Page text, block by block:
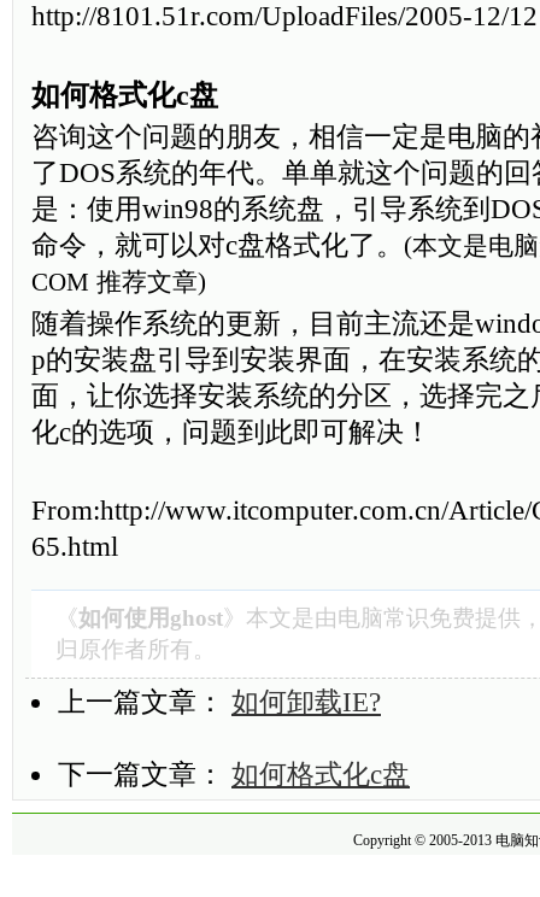
http://8101.51r.com/UploadFiles/2005-12/
如何格式化c盘
咨询这个问题的朋友，相信一定是电脑
了DOS系统的年代。单单就这个问题的
是：使用win98的系统盘，引导系统到
命令，就可以对c盘格式化了。 (本文是电
COM 推荐文章)
随着操作系统的更新，目前主流还是
p的安装盘引导到安装界面，在安装系统
面，让你选择安装系统的分区，选择完
化c的选项，问题到此即可解决！
From:http://www.itcomputer.com.cn/
65.html
《如何使用ghost》本文是由电脑常识免费提供
归原作者所有。
上一篇文章： 如何卸载IE?
下一篇文章： 如何格式化c盘
Copyright © 2005-2013 电脑